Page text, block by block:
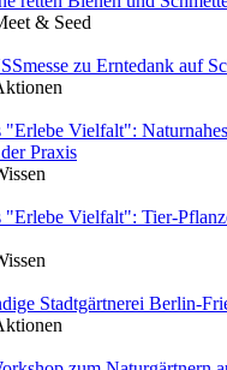
& Seed
zu Erntedank auf
Vielfalt":
Praxis
"Erlebe Vielfalt": Tier-
Stadtgärtnerei Berlin-